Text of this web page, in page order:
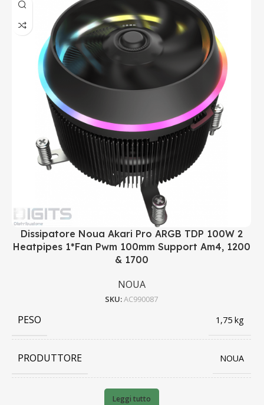
Dissipatore Noua Akari Pro ARGB TDP 100W 2
Heatpipes 1*Fan Pwm 100mm Support Am4, 1200
& 1700
NOUA
SKU:AC990087
PESO 1,75 kg
PRODUTTORE NOUA
Leggi tutto